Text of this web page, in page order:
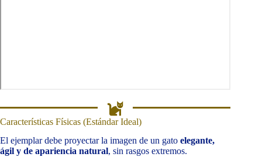
Características Físicas (Estándar Ideal)
El ejemplar debe proyectar la imagen de un gato elegante,
ágil y de apariencia natural, sin rasgos extremos.